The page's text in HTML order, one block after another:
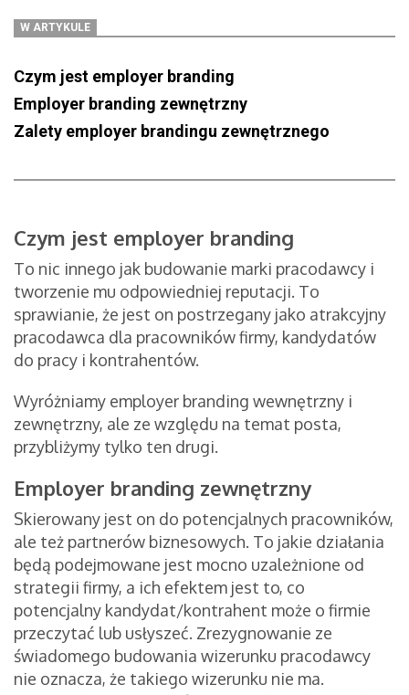
W ARTYKULE
Czym jest employer branding
Employer branding zewnętrzny
Zalety employer brandingu zewnętrznego
Czym jest employer branding
To nic innego jak budowanie marki pracodawcy i
tworzenie mu odpowiedniej reputacji. To
sprawianie, że jest on postrzegany jako atrakcyjny
pracodawca dla pracowników firmy, kandydatów
do pracy i kontrahentów.
Wyróżniamy employer branding wewnętrzny i
zewnętrzny, ale ze względu na temat posta,
przybliżymy tylko ten drugi.
Employer branding zewnętrzny
Skierowany jest on do potencjalnych pracowników,
ale też partnerów biznesowych. To jakie działania
będą podejmowane jest mocno uzależnione od
strategii firmy, a ich efektem jest to, co
potencjalny kandydat/kontrahent może o firmie
przeczytać lub usłyszeć. Zrezygnowanie ze
świadomego budowania wizerunku pracodawcy
nie oznacza, że takiego wizerunku nie ma.